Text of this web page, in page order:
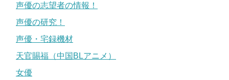
声優の志望者の情報！
声優の研究！
声優・宅録機材
天官賜福（中国BLアニメ）
女優